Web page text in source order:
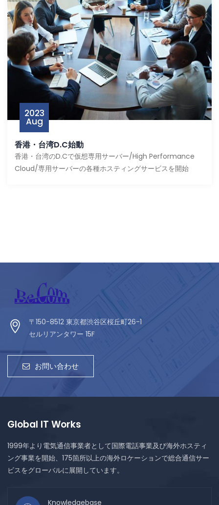
2023
Aug
香港・台湾D.C始動
香港・台湾のD.Cで仮想専用サーバー/High Performance
Cloud/専用サーバーの各種ホスティングサービスを開始
〒150−8512 東京都渋谷区桜丘町26-1
セルリアンタワー 15F
お問い合わせ
Global IT Works
1999年より電気通信事業者として国際電話事業及び海外ホスティ
ング事業を開始、175箇所以上の海外ロケーションで総合通信サー
ビスをグローバルに展開しています。
Knowledgebase